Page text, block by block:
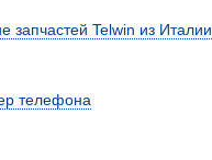
запчастей Telwin из Италии
телефона